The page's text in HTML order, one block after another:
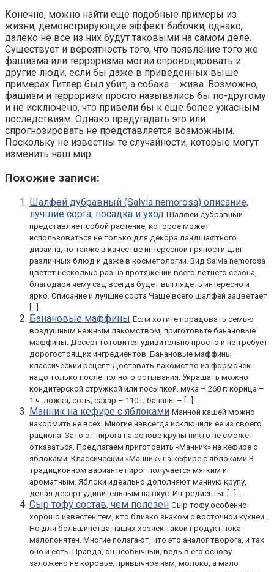
Конечно, можно найти еще подобные примеры из
жизни, демонстрирующие эффект бабочки, однако,
далеко не все из них будут таковыми на самом деле.
Существует и вероятность того, что появление того же
фашизма или терроризма могли спровоцировать и
другие люди, если бы даже в приведенных выше
примерах Гитлер был убит, а собака − жива. Возможно,
фашизм и терроризм просто назывались бы по-другому
и не исключено, что привели бы к еще более ужасным
последствиям. Однако предугадать это или
спрогнозировать не представляется возможным.
Поскольку не известны те случайности, которые могут
изменить наш мир.
Похожие записи:
Шалфей дубравный (Salvia nemorosa) описание,
лучшие сорта, посадка и уход Шалфей дубравный
представляет собой растение, которое может
использоваться не только для декора ландшафтного
дизайна, но также в качестве интересной пряности для
различных блюд и даже в косметологии. Вид Salvia nemorosa
цветет несколько раз на протяжении всего летнего сезона,
благодаря чему сад всегда будет выглядеть интересно и
ярко. Описание и лучшие сорта Чаще всего шалфей зацветает
[…]...
Банановые маффины Если хотите порадовать семью
воздушным нежным лакомством, приготовьте банановые
маффины. Десерт готовится удивительно просто и не требует
дорогостоящих ингредиентов. Банановые маффины —
классический рецепт Доставать лакомство из формочек
надо только после полного остывания. Украшать можно
кондитерской стружкой или посыпкой. мука – 260 г; корица –
1 ч. ложка; соль; сахар – 110 г; бананы – […]...
Манник на кефире с яблоками Манной кашей можно
накормить не всех. Многие навсегда исключили ее из своего
рациона. Зато от пирога на основе крупы никто не сможет
отказаться. Предлагаем приготовить «Манник» на кефире с
яблоками. Классический «Манник» на кефире с яблоками В
традиционном варианте пирог получается мягким и
ароматным. Яблоки идеально дополняют манную крупу,
делая десерт удивительным на вкус. Ингредиенты: […]...
Сыр тофу состав, чем полезен Сыр тофу особенно
хорошо известен тем, кто близко знаком с восточной кухней.
Но для большинства наших хозяек такой продукт пока
малопонятен. Многие полагают, что это аналог творога, и так
оно и есть. Правда, он необычный, ведь в его основу
заложено не коровье, привычное нам, молоко, а мало